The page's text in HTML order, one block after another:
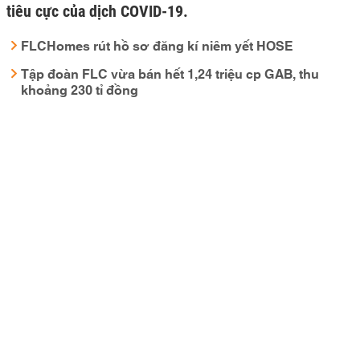
tiêu cực của dịch COVID-19.
FLCHomes rút hồ sơ đăng kí niêm yết HOSE
Tập đoàn FLC vừa bán hết 1,24 triệu cp GAB, thu
khoảng 230 tỉ đồng